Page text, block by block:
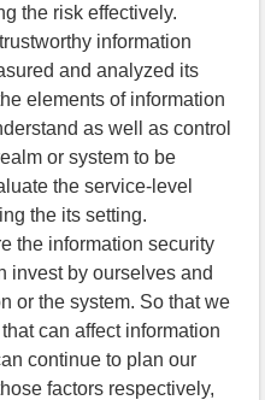
the risk effectively.
information
and analyzed its
elements of information
as well as control
or system to be
the service-level
the its setting.
the information security
invest by ourselves and
or the system. So that we
can affect information
continue to plan our
factors respectively,